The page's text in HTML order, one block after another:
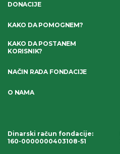
DONACIJE
KAKO DA POMOGNEM?
KAKO DA POSTANEM
KORISNIK?
NAČIN RADA FONDACIJE
O NAMA
Dinarski račun fondacije:
160-0000000403108-51